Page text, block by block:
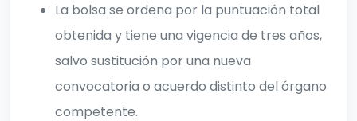
La bolsa se ordena por la puntuación total
obtenida y tiene una vigencia de tres años,
salvo sustitución por una nueva
convocatoria o acuerdo distinto del órgano
competente.